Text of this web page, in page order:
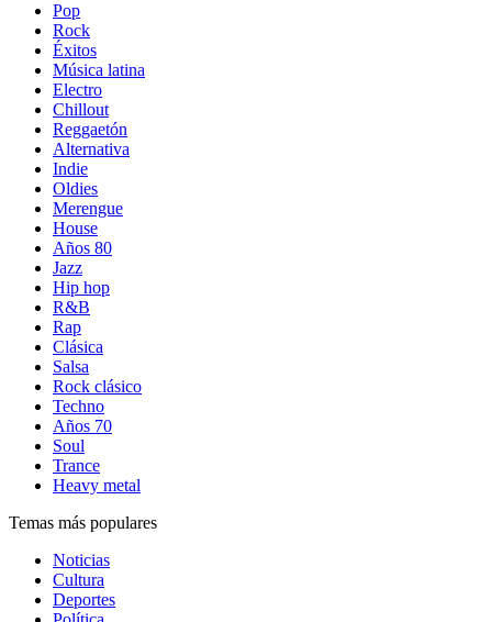
Pop
Rock
Éxitos
Música latina
Electro
Chillout
Reggaetón
Alternativa
Indie
Oldies
Merengue
House
Años 80
Jazz
Hip hop
R&B
Rap
Clásica
Salsa
Rock clásico
Techno
Años 70
Soul
Trance
Heavy metal
Temas más populares
Noticias
Cultura
Deportes